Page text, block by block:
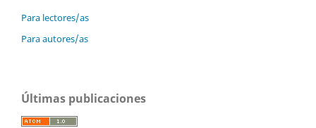
Para lectores/as
Para autores/as
Últimas publicaciones